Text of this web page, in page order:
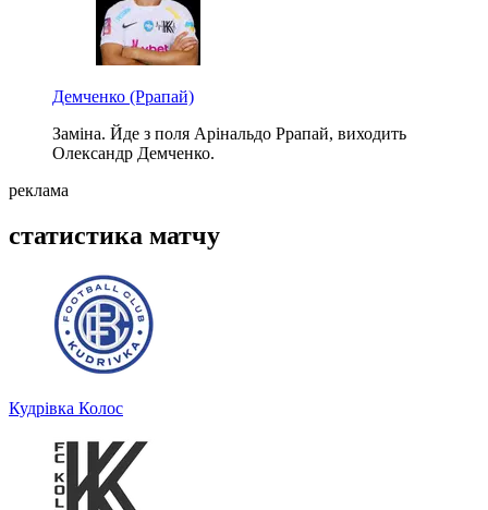
Демченко (Ррапай)
Заміна. Йде з поля Арінальдо Ррапай, виходить
Олександр Демченко.
реклама
статистика матчу
Кудрівка Колос